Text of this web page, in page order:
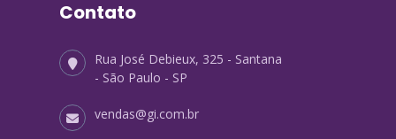
Contato
Rua José Debieux, 325 - Santana
- São Paulo - SP
vendas@gi.com.br